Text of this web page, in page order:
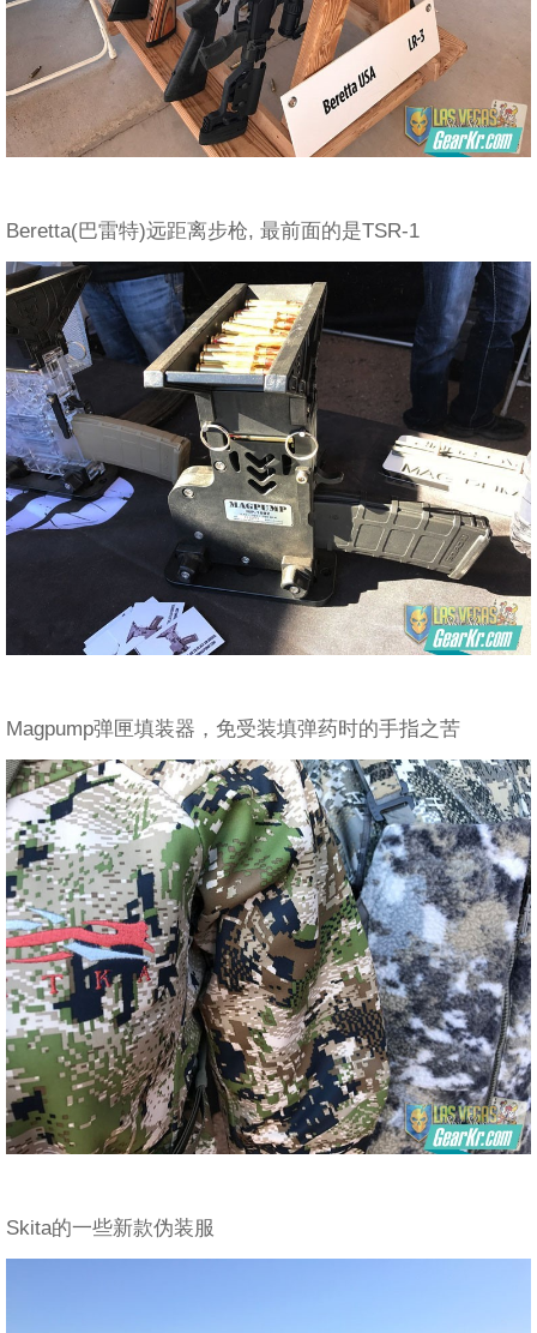
Beretta(巴雷特)远距离步枪, 最前面的是TSR-1
Magpump弹匣填装器，免受装填弹药时的手指之苦
Skita的一些新款伪装服